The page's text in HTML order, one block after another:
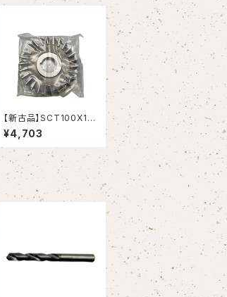
【新古品】SCT100X10
0 サイドカッター 100X
10X25.4(岡崎精工）
¥4,703